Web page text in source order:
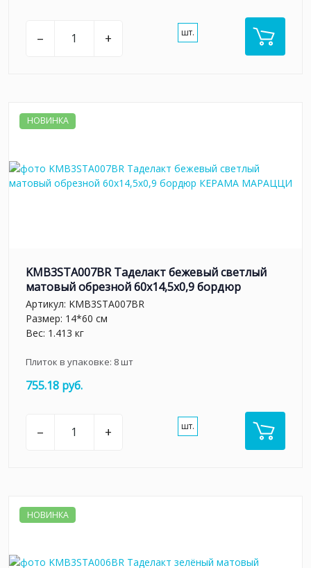
– + шт.
НОВИНКА
KMB3STA007BR Таделакт бежевый светлый
матовый обрезной 60x14,5x0,9 бордюр
Артикул: KMB3STA007BR
Размер: 14*60 см
Вес: 1.413 кг
Плиток в упаковке: 8шт
755.18 руб.
– + шт.
НОВИНКА